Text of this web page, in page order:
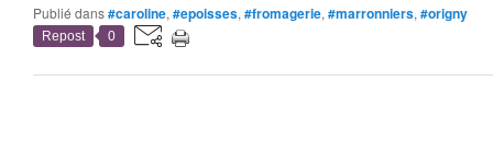
Publié dans#caroline, #epoisses, #fromagerie, #marronniers, #origny
Repost 0